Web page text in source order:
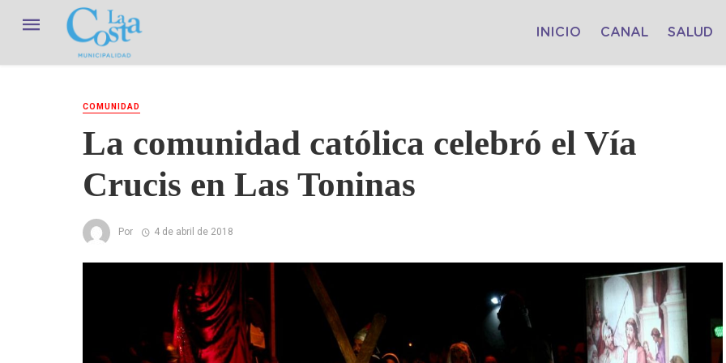
INICIO CANAL SALUD
COMUNIDAD
La comunidad católica celebró el Vía
Crucis en Las Toninas
Por 4 de abril de 2018